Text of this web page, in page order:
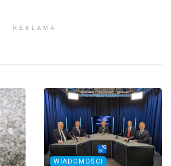
REKLAMA
WIADOMOŚCI